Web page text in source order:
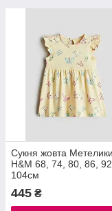
Сукня жовта Метелики
H&M 68, 74, 80, 86,
104см
445 ₴